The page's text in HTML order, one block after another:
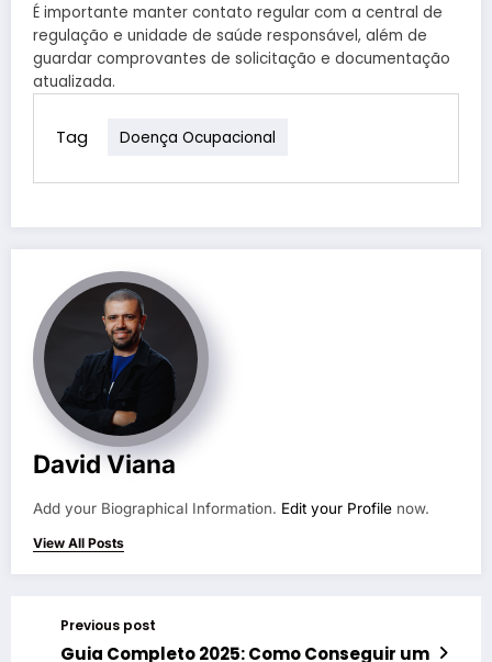
É importante manter contato regular com a central de
regulação e unidade de saúde responsável, além de
guardar comprovantes de solicitação e documentação
atualizada.
Tag Doença Ocupacional
David Viana
Add your Biographical Information. Edit your Profile now.
View All Posts
Previous post
Guia Completo 2025: Como Conseguir um